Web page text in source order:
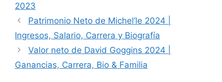
2023
Patrimonio Neto de Michel’le 2024 |
Ingresos, Salario, Carrera y Biografía
Valor neto de David Goggins 2024 |
Ganancias, Carrera, Bio & Familia